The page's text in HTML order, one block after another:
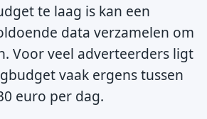
te laag is kan een
data verzamelen om
Voor veel adverteerders ligt
vaak ergens tussen
euro per dag.